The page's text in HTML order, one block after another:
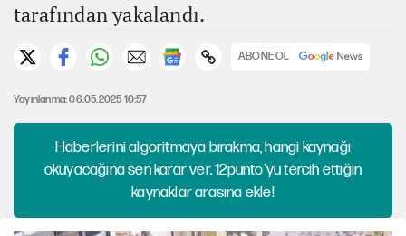
tarafından yakalandı.
ABONE OL
Yayınlanma: 06.05.2025 10:57
Haberlerini algoritmaya bırakma, hangi kaynağı
okuyacağına sen karar ver. 12punto'yu tercih ettiğin
kaynaklar arasına ekle!